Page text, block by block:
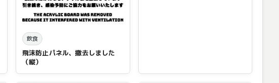
飲食
飛沫防止パネル、撤去しました
（縦）